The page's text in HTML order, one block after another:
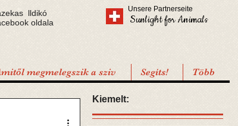
lldikó
oldala
Unsere Partnerseite
Sunlight for Animals
megmelegszik a sziv Segíts! Több
Kiemelt: